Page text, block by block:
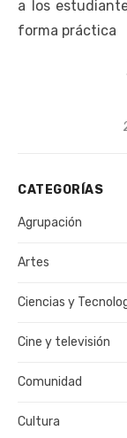
a los
forma práctica
CATEGORÍAS
Agrupación
Artes
Ciencias y
Cine y televisión
Comunidad
Cultura